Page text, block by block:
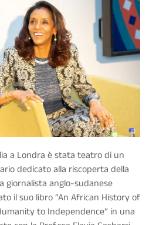
a Londra è stata teatro di un
dedicato alla riscoperta della
giornalista anglo-sudanese
il suo libro “An African History of
to Independence” in una